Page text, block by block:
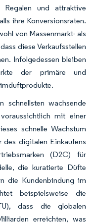
und attraktive
ihre Konversionsraten.
von Massenmarkt- als
diese Verkaufsstellen
Infolgedessen bleiben
der primäre und
schnellsten wachsende
mit einer
schnelle Wachstum
des digitalen Einkaufens
(D2C) für
die kuratierte Düfte
die Kundenbindung im
beispielsweise die
dass die globalen
erreichten, was